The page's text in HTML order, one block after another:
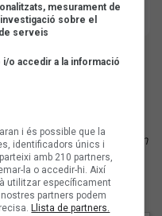
Màrius Vázquez,
de temàtica
entre l’ambient de drill
a “Control” i el
amb un aire més
no pas al primer EP,
Em
mesurament de
sobre el
serveis
o accedir a la informació
i és possible que la
identificadors únics i
amb 210 partners,
la o accedir-hi. Així
utilitzar específicament
partners podem
Llista de partners.